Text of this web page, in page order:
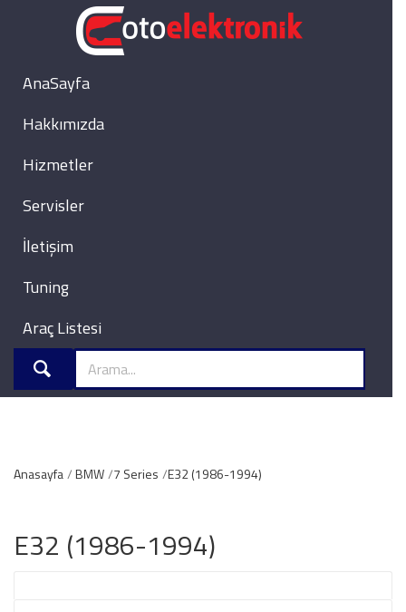
AnaSayfa
Hakkımızda
Hizmetler
Servisler
İletişim
Tuning
Araç Listesi
Anasayfa BMW 7 Series E32 (1986-1994)
E32 (1986-1994)